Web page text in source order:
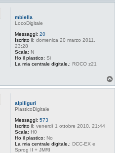
mbiella
LocoDigitale
Messaggi: 20
Iscritto il: domenica 20 marzo 2011,
23:28
Scala: N
Ho il plastico: Si
La mia centrale digitale.: ROCO z21
o
alpiliguri
PlasticoDigitale
Messaggi: 573
Iscritto il: venerdì 1 ottobre 2010, 21:44
Scala: H0
Ho il plastico: No
La mia centrale digitale.: DCC-EX e
Sprog II + JMRI